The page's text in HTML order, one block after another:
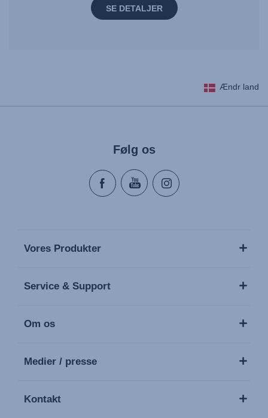
SE DETALJER
Ændr land
Følg os
Vores Produkter
Service & Support
Om os
Medier / presse
Kontakt